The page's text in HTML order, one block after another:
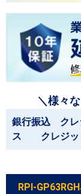
＼様々
銀行振込 ク
ス クレジッ
RPI-